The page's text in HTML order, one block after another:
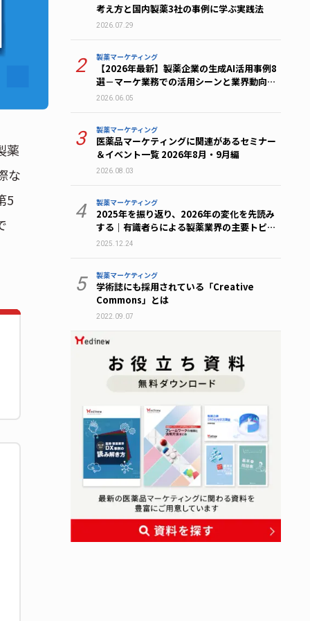
薬
な
5
考え方と国内製薬3社の事例に学ぶ実践法
2026.07.29
2 製薬マーケティング
【2026年最新】製薬企業の生成AI活用事例8
選－マーケ業務での活用シーンと業界動向を
解説
2026.06.05
3 製薬マーケティング
医薬品マーケティングに関連があるセミナー
＆イベント一覧 2026年8月・9月編
2026.08.03
4 製薬マーケティング
2025年を振り返り、2026年の変化を先読み
する｜有識者らによる製薬業界の主要トピッ
ク総まとめ
2025.12.24
5 製薬マーケティング
学術誌にも採用されている「Creative
Commons」とは
2022.09.07